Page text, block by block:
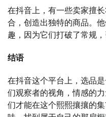
在抖音上，有一些卖家擅
合，创造出独特的商品。
趣，因为它们打破了常规，
结语
在抖音这个平台上，选品
们观察者的视角，情感的
们才能在这个熙熙攘攘的